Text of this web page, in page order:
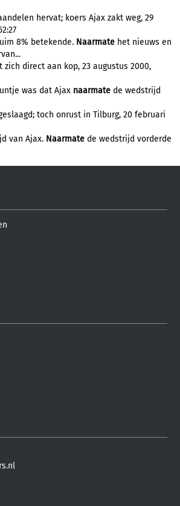
hervat; koers Ajax zakt weg, 29
8% betekende. Naarmate het nieuws en
zich direct aan kop, 23 augustus 2000,
was dat Ajax naarmate de wedstrijd
toch onrust in Tilburg, 20 februari
van Ajax. Naarmate de wedstrijd vorderde